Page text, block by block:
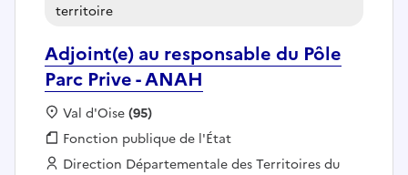
Adjoint(e) au responsable du Pôle
Parc Prive - ANAH
territoire
Localisation :
Val d'Oise(95)
Fonction publique :
Fonction publique de l'État
Employeur :
Direction Départementale des Territoires du